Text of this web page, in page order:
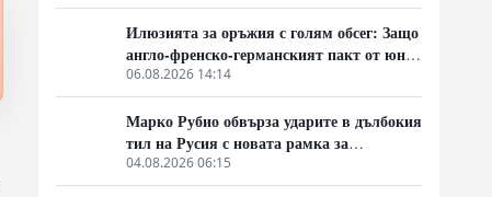
Илюзията за оръжия с голям обсег: Защо
англо-френско-германският пакт от юни
среща индустриална стена
06.08.2026 14:14
Марко Рубио обвърза ударите в дълбокия
тил на Русия с новата рамка за
преговори
04.08.2026 06:15